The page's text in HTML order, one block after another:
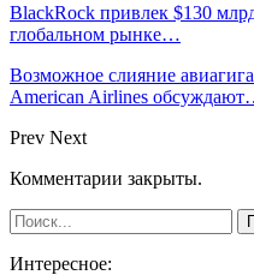
BlackRock привлек $130
глобальном рынке…
Возможное слияние
American Airlines
Prev Next
Комментарии закрыты.
Интересное: